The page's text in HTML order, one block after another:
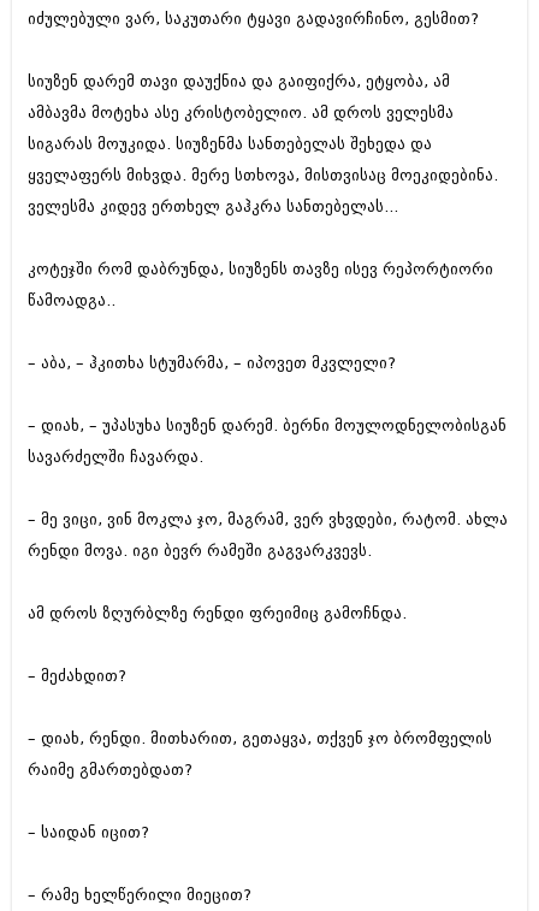
იძულებული ვარ, საკუთარი ტყავი გადავირჩინო, გესმით?
სიუზენ დარემ თავი დაუქნია და გაიფიქრა, ეტყობა, ამ
ამბავმა მოტეხა ასე კრისტობელიო. ამ დროს ველესმა
სიგარას მოუკიდა. სიუზენმა სანთებელას შეხედა და
ყველაფერს მიხვდა. მერე სთხოვა, მისთვისაც მოეკიდებინა.
ველესმა კიდევ ერთხელ გაჰკრა სანთებელას...
კოტეჯში რომ დაბრუნდა, სიუზენს თავზე ისევ რეპორტიორი
წამოადგა..
– აბა, – ჰკითხა სტუმარმა, – იპოვეთ მკვლელი?
– დიახ, – უპასუხა სიუზენ დარემ. ბერნი მოულოდნელობისგან
სავარძელში ჩავარდა.
– მე ვიცი, ვინ მოკლა ჯო, მაგრამ, ვერ ვხვდები, რატომ. ახლა
რენდი მოვა. იგი ბევრ რამეში გაგვარკვევს.
ამ დროს ზღურბლზე რენდი ფრეიმიც გამოჩნდა.
– მეძახდით?
– დიახ, რენდი. მითხარით, გეთაყვა, თქვენ ჯო ბრომფელის
რაიმე გმართებდათ?
– საიდან იცით?
– რამე ხელწერილი მიეცით?